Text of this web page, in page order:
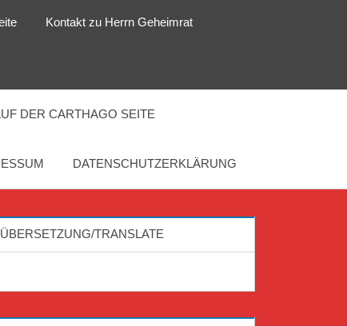
Kontakt zu Herrn Geheimrat
DER CARTHAGO SEITE
DATENSCHUTZERKLÄRUNG
ÜBERSETZUNG/TRANSLATE